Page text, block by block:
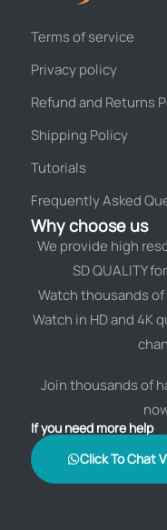
Terms of service
Privacy policy
Refund and Returns
Shipping Policy
Tutorials
Frequently Asked
Why choose us
We provide high
SD QUALITY
Watch thousands
Watch in HD and 4K
Join thousands of
If you need more help
Click To Chat